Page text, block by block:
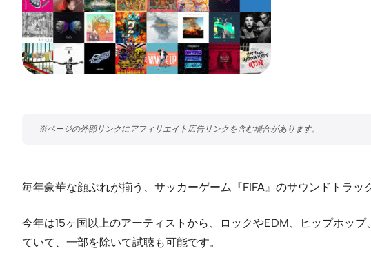
毎年豪華な顔ぶれが揃う、サッカーゲーム『FIFA』のサウンドトラッ
今年は15ヶ国以上のアーティストから、ロックやEDM、ヒップホッ
ていて、一部を除いて試聴も可能です。